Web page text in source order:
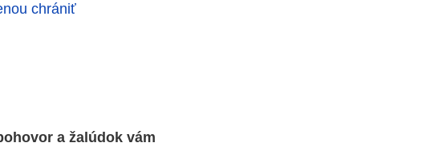
chrániť
a žalúdok vám